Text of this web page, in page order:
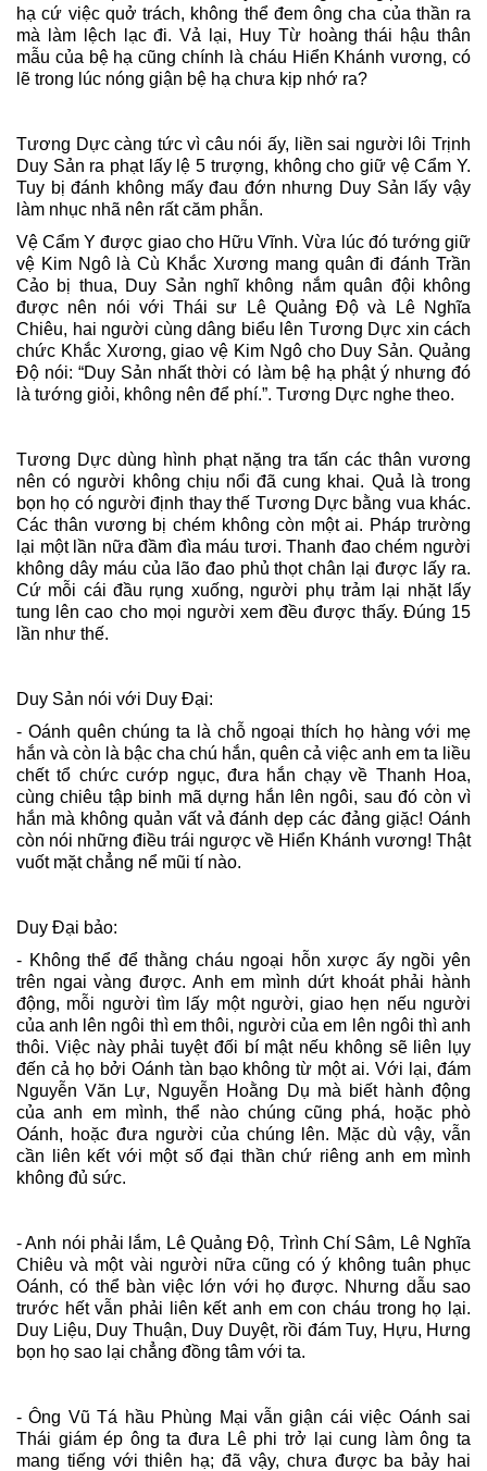
hạ cứ việc quở trách, không thể đem ông cha của thần ra
mà làm lệch lạc đi. Vả lại, Huy Từ hoàng thái hậu thân
mẫu của bệ hạ cũng chính là cháu Hiển Khánh vương, có
lẽ trong lúc nóng giận bệ hạ chưa kịp nhớ ra?
Tương Dực càng tức vì câu nói ấy, liền sai người lôi Trịnh
Duy Sản ra phạt lấy lệ 5 trượng, không cho giữ vệ Cẩm Y.
Tuy bị đánh không mấy đau đớn nhưng Duy Sản lấy vậy
làm nhục nhã nên rất căm phẫn.
Vệ Cẩm Y được giao cho Hữu Vĩnh. Vừa lúc đó tướng giữ
vệ Kim Ngô là Cù Khắc Xương mang quân đi đánh Trần
Cảo bị thua, Duy Sản nghĩ không nắm quân đội không
được nên nói với Thái sư Lê Quảng Độ và Lê Nghĩa
Chiêu, hai người cùng dâng biểu lên Tương Dực xin cách
chức Khắc Xương, giao vệ Kim Ngô cho Duy Sản. Quảng
Độ nói: “Duy Sản nhất thời có làm bệ hạ phật ý nhưng đó
là tướng giỏi, không nên để phí.”. Tương Dực nghe theo.
Tương Dực dùng hình phạt nặng tra tấn các thân vương
nên có người không chịu nổi đã cung khai. Quả là trong
bọn họ có người định thay thế Tương Dực bằng vua khác.
Các thân vương bị chém không còn một ai. Pháp trường
lại một lần nữa đầm đìa máu tươi. Thanh đao chém người
không dây máu của lão đao phủ thọt chân lại được lấy ra.
Cứ mỗi cái đầu rụng xuống, người phụ trảm lại nhặt lấy
tung lên cao cho mọi người xem đều được thấy. Đúng 15
lần như thế.
Duy Sản nói với Duy Đại:
- Oánh quên chúng ta là chỗ ngoại thích họ hàng với mẹ
hắn và còn là bậc cha chú hắn, quên cả việc anh em ta liều
chết tổ chức cướp ngục, đưa hắn chạy về Thanh Hoa,
cùng chiêu tập binh mã dựng hắn lên ngôi, sau đó còn vì
hắn mà không quản vất vả đánh dẹp các đảng giặc! Oánh
còn nói những điều trái ngược về Hiển Khánh vương! Thật
vuốt mặt chẳng nể mũi tí nào.
Duy Đại bảo:
- Không thể để thằng cháu ngoại hỗn xược ấy ngồi yên
trên ngai vàng được. Anh em mình dứt khoát phải hành
động, mỗi người tìm lấy một người, giao hẹn nếu người
của anh lên ngôi thì em thôi, người của em lên ngôi thì anh
thôi. Việc này phải tuyệt đối bí mật nếu không sẽ liên lụy
đến cả họ bởi Oánh tàn bạo không từ một ai. Với lại, đám
Nguyễn Văn Lự, Nguyễn Hoằng Dụ mà biết hành động
của anh em mình, thể nào chúng cũng phá, hoặc phò
Oánh, hoặc đưa người của chúng lên. Mặc dù vậy, vẫn
cần liên kết với một số đại thần chứ riêng anh em mình
không đủ sức.
- Anh nói phải lắm, Lê Quảng Độ, Trình Chí Sâm, Lê Nghĩa
Chiêu và một vài người nữa cũng có ý không tuân phục
Oánh, có thể bàn việc lớn với họ được. Nhưng dẫu sao
trước hết vẫn phải liên kết anh em con cháu trong họ lại.
Duy Liệu, Duy Thuận, Duy Duyệt, rồi đám Tuy, Hựu, Hưng
bọn họ sao lại chẳng đồng tâm với ta.
- Ông Vũ Tá hầu Phùng Mại vẫn giận cái việc Oánh sai
Thái giám ép ông ta đưa Lê phi trở lại cung làm ông ta
mang tiếng với thiên hạ; đã vậy, chưa được ba bảy hai